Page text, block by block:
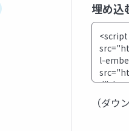
埋め込
（ダウ